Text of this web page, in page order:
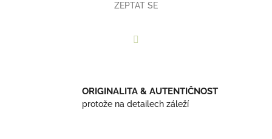
ZEPTAT SE
ORIGINALITA & AUTENTIČNOST
protože na detailech záleží